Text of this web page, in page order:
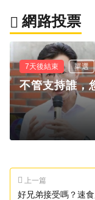
網路投票
7天後結束 單選
不管支持誰，
上一篇
好兄弟接受嗎？速